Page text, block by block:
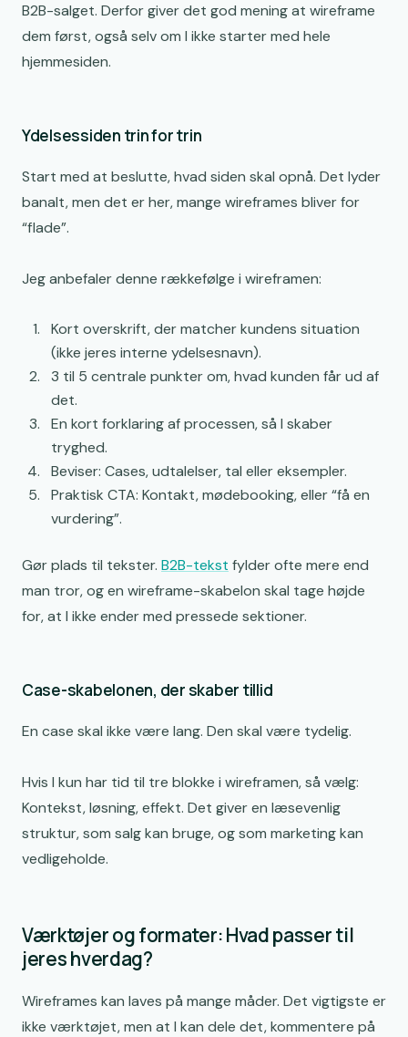
B2B-salget. Derfor giver det god mening at wireframe
dem først, også selv om I ikke starter med hele
hjemmesiden.
Ydelsessiden trin for trin
Start med at beslutte, hvad siden skal opnå. Det lyder
banalt, men det er her, mange wireframes bliver for
“flade”.
Jeg anbefaler denne rækkefølge i wireframen:
Kort overskrift, der matcher kundens situation
(ikke jeres interne ydelsesnavn).
3 til 5 centrale punkter om, hvad kunden får ud af
det.
En kort forklaring af processen, så I skaber
tryghed.
Beviser: Cases, udtalelser, tal eller eksempler.
Praktisk CTA: Kontakt, mødebooking, eller “få en
vurdering”.
Gør plads til tekster. B2B-tekst fylder ofte mere end
man tror, og en wireframe-skabelon skal tage højde
for, at I ikke ender med pressede sektioner.
Case-skabelonen, der skaber tillid
En case skal ikke være lang. Den skal være tydelig.
Hvis I kun har tid til tre blokke i wireframen, så vælg:
Kontekst, løsning, effekt. Det giver en læsevenlig
struktur, som salg kan bruge, og som marketing kan
vedligeholde.
Værktøjer og formater: Hvad passer til
jeres hverdag?
Wireframes kan laves på mange måder. Det vigtigste er
ikke værktøjet, men at I kan dele det, kommentere på